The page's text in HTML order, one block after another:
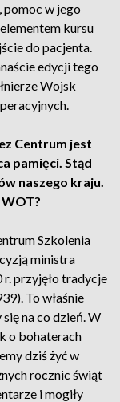
w jego
kursu
do pacjenta.
edycji tego
Wojsk
Centrum jest
pamięci. Stąd
naszego kraju.
Szkolenia
ministra
przyjęło tradycje
To właśnie
na co dzień. W
o bohaterach
dziś żyć w
rocznic świąt
i mogiły